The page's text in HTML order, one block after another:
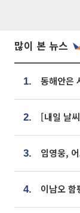
많이 본 뉴스
1.
2.
3.
4. 이남오 함